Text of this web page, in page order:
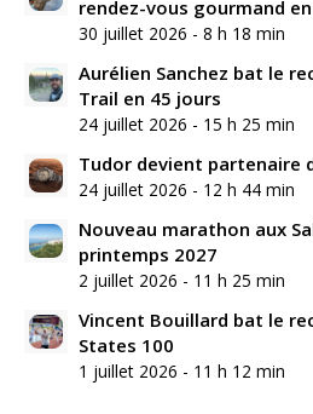
rendez-vous gourmand
30 juillet 2026 - 8 h 18 min
Aurélien Sanchez bat le
Trail en 45 jours
24 juillet 2026 - 15 h 25 min
Tudor devient partenaire
24 juillet 2026 - 12 h 44 min
Nouveau marathon aux
printemps 2027
2 juillet 2026 - 11 h 25 min
Vincent Bouillard bat le
States 100
1 juillet 2026 - 11 h 12 min